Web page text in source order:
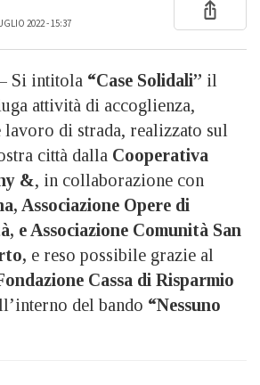
2022 - 15:37
Si intitola “Case Solidali” il
attività di accoglienza,
lavoro di strada, realizzato sul
città dalla Cooperativa
&, in collaborazione con
Associazione Opere di
e Associazione Comunità San
e reso possibile grazie al
Cassa di Risparmio
del bando “Nessuno